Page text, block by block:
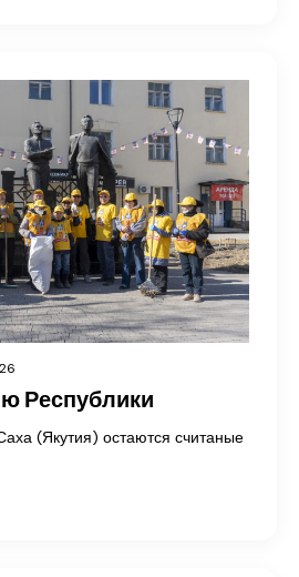
Республики
(Якутия) остаются считаные